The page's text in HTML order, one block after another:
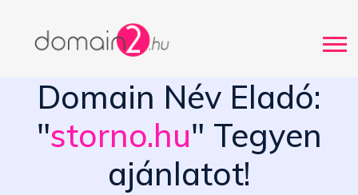
Domain Név Eladó:
"storno.hu" Tegyen
ajánlatot!